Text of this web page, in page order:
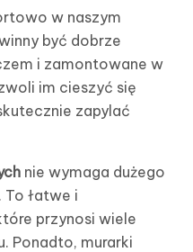
w naszym
być dobrze
i zamontowane w
im cieszyć się
zapylać
nie wymaga dużego
To łatwe i
przynosi wiele
Ponadto, murarki